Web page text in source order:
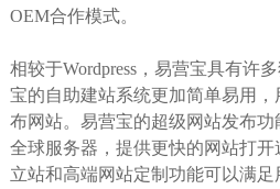
OEM合作模式。
相较于Wordpress，易营宝具有许
宝的自助建站系统更加简单易用
布网站。易营宝的超级网站发布功
全球服务器，提供更快的网站打
立站和高端网站定制功能可以满